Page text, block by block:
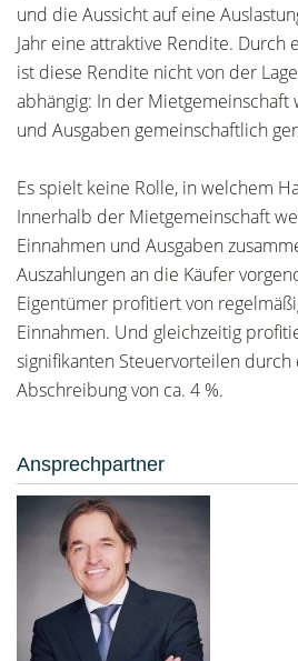
und die Aussicht auf eine
Jahr eine attraktive Rendite. Durch
ist diese Rendite nicht von der
abhängig: In der
und Ausgaben gemeinschaftlich
Es spielt keine Rolle, in welchem
Innerhalb der Mietgemeinschaft
Einnahmen und Ausgaben
Auszahlungen an die Käufer
Eigentümer profitiert von
Einnahmen. Und gleichzeitig
signifikanten Steuervorteilen durch
Abschreibung von ca. 4 %.
Ansprechpartner